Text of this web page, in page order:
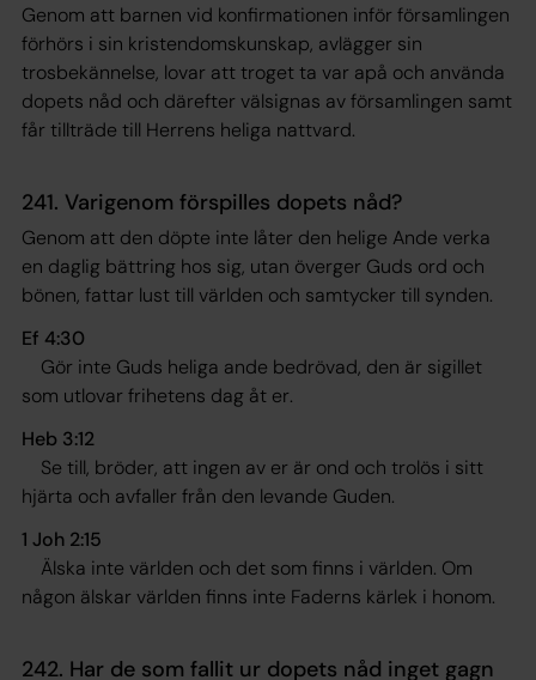
Genom att barnen vid konfirmationen inför församlingen
förhörs i sin kristendomskunskap, avlägger sin
trosbekännelse, lovar att troget ta var apå och använda
dopets nåd och därefter välsignas av församlingen samt
får tillträde till Herrens heliga nattvard.
241. Varigenom förspilles dopets nåd?
Genom att den döpte inte låter den helige Ande verka
en daglig bättring hos sig, utan överger Guds ord och
bönen, fattar lust till världen och samtycker till synden.
Ef 4:30
Gör inte Guds heliga ande bedrövad, den är sigillet
som utlovar frihetens dag åt er.
Heb 3:12
Se till, bröder, att ingen av er är ond och trolös i sitt
hjärta och avfaller från den levande Guden.
1 Joh 2:15
Älska inte världen och det som finns i världen. Om
någon älskar världen finns inte Faderns kärlek i honom.
242. Har de som fallit ur dopets nåd inget gagn